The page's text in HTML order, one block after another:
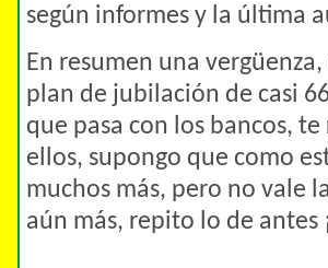
según informes y la última
En resumen una
plan de jubilación de casi
que pasa con los bancos,
ellos, supongo que como
muchos más, pero no vale
aún más, repito lo de antes